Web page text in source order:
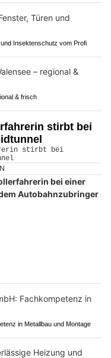
Insektenschutz vom Profi
& frisch
stirbt bei
bei einer
Autobahnzubringer
in Metallbau und Montage